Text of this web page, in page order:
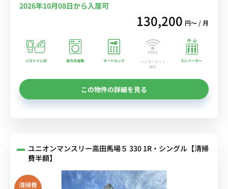
2026年10月08日から入居可
130,200 円〜 / 月
バストイレ別 室内洗濯機 オートロック
インターネット
無料
エレベーター
この物件の詳細を見る
ユニオンマンスリー高田馬場５ 330 1R・シングル【清掃
費半額】
清掃費